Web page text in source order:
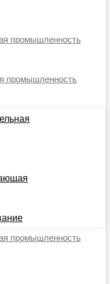
промышленность
промышленность
промышленность